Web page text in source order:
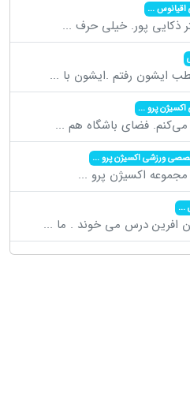
اقیانوس...
ذکایی پور. خیلی حرف ...
ایشون رفتم .ایشون با ...
پرو...
می‌کنم. فضای باشگاه هم ...
ورزشی اکسیژن پرو...
مجموعه اکسیژن پرو ...
...
افرین درس می خوند . ما ...